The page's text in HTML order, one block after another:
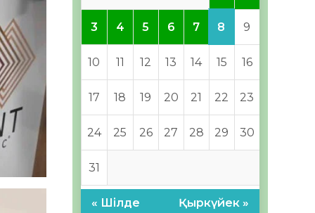
3 4 5 6 7 8 9
10 11 12 13 14 15 16
17 18 19 20 21 22 23
24 25 26 27 28 29 30
31
« Шілде Қыркүйек »